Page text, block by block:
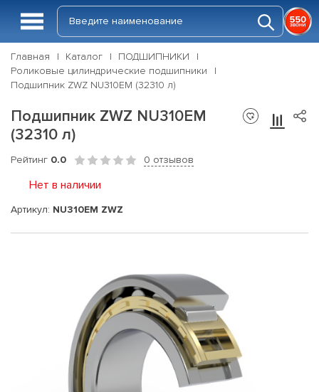
Главная Каталог
ПОДШИПНИКИ
Роликовые цилиндрические подшипники
Подшипник ZWZ NU310EM (32310 л)
Подшипник ZWZ NU310EM
(32310 л)
Рейтинг 0.0 0 отзывов
Нет в наличии
Артикул: NU310EM ZWZ